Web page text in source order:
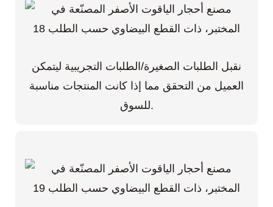
نقبل الطلبات الصغيرة/الطلبات التجريبية ليتمكن
العميل من التحقق مما إذا كانت المنتجات مناسبة
للسوق.